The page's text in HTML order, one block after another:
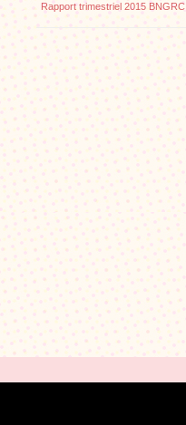
Rapport trimestriel 2015 BNGRC